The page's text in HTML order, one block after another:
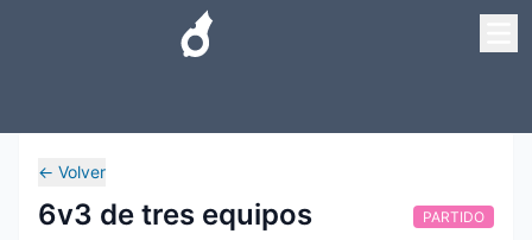
← Volver
6v3 de tres equipos PARTIDO